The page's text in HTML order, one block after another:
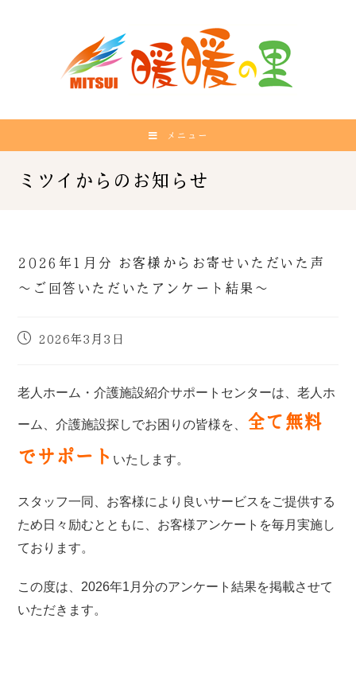
メニュー
2026年1月分 お客様からお寄せいただいた声
～ご回答いただいたアンケート結果～
2026年3月3日
老人ホーム・介護施設紹介サポートセンターは、老人ホ
ーム、介護施設探しでお困りの皆様を、 全て無料
でサポート いたします。
スタッフ一同、お客様により良いサービスをご提供する
ため日々励むとともに、お客様アンケートを毎月実施し
ております。
この度は、2026年1月分のアンケート結果を掲載させて
いただきます。